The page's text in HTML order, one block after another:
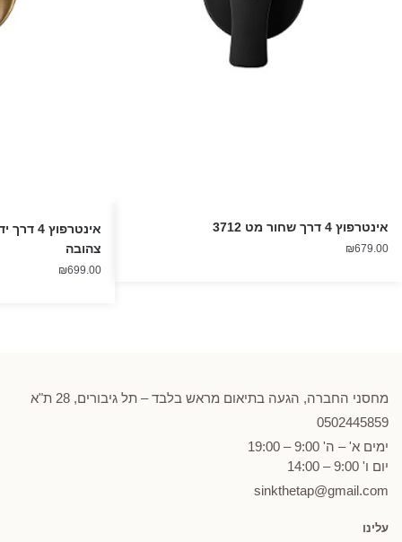
אינטרפוץ 4 דרך שחור מט 3712
₪679.00 צהובה
₪699.00
מחסני החברה, הגעה בתיאום מראש בלבד – תל גיבורים, 28 ת"א
0502445859
ימים א' – ה' 9:00 – 19:00
יום ו' 9:00 – 14:00
sinkthetap@gmail.com
עלינו